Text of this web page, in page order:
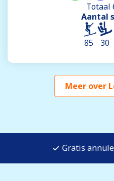
Totaal
Aantal
85 30
Meer over
Gratis